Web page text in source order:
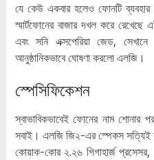
যে কেউ একবার হলেও ফোনটি ব্যবহার
স্মার্টফোনের বাজার দখল করে রেখেছে
এবং সনি এক্সপেরিয়া জেড,
আনুষ্ঠানিকভাবে ঘোষণা করলো এলজি।
স্পেসিফিকেশন
স্বাভাবিকভাবেই ফোনের নাম
সবাই। এলজি জি২-এর স্পেকস সত্যিই
কোয়াক-কোর ২.২৬ গিগাহার্জ প্রসেসর,